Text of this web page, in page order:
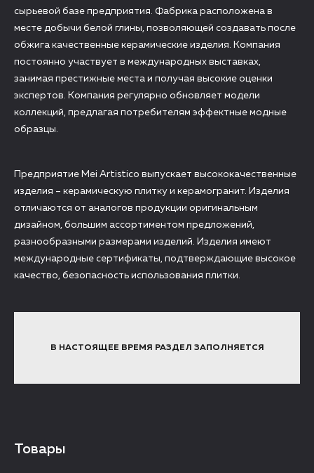
сырьевой базе предприятия. Фабрика расположена в
месте добычи белой глины, позволяющей создавать после
обжига качественные керамические изделия. Компания
постоянно участвует в международных выставках,
занимая престижные места и получая высокие оценки
экспертов. Компания регулярно обновляет модели
коллекций, предлагая потребителям эффектные модные
образцы.
Предприятие Mei Artistico выпускает высококачественные
изделия – керамическую плитку и керамогранит. Изделия
отличаются от аналогов продукции оригинальным
дизайном, большим ассортиментом предложений,
разнообразными размерами изделий. Изделия имеют
международные сертификаты, подтверждающие высокое
качество, безопасность использования плитки.
В НАСТОЯЩЕЕ ВРЕМЯ РАЗДЕЛ ЗАПОЛНЯЕТСЯ
Товары